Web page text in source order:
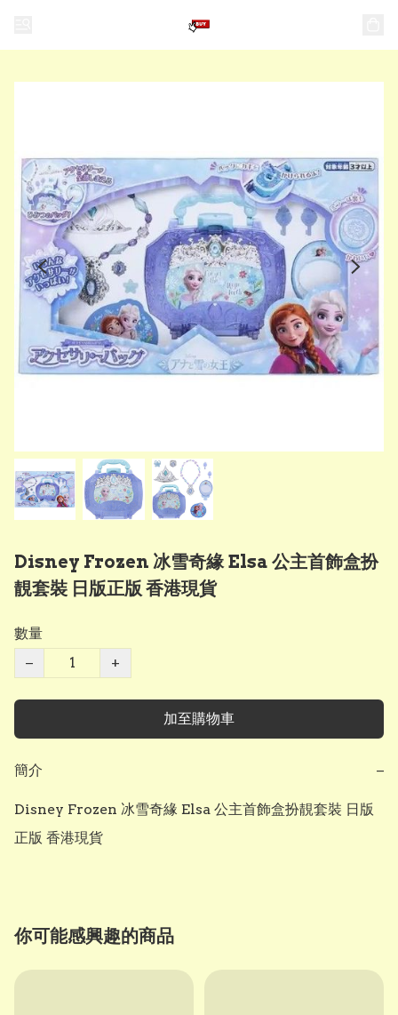
Disney Frozen 冰雪奇緣 Elsa 公主首飾盒扮
靚套裝 日版正版 香港現貨
數量
−
+
加至購物車
簡介 −
Disney Frozen 冰雪奇緣 Elsa 公主首飾盒扮靚套裝 日版
正版 香港現貨
你可能感興趣的商品